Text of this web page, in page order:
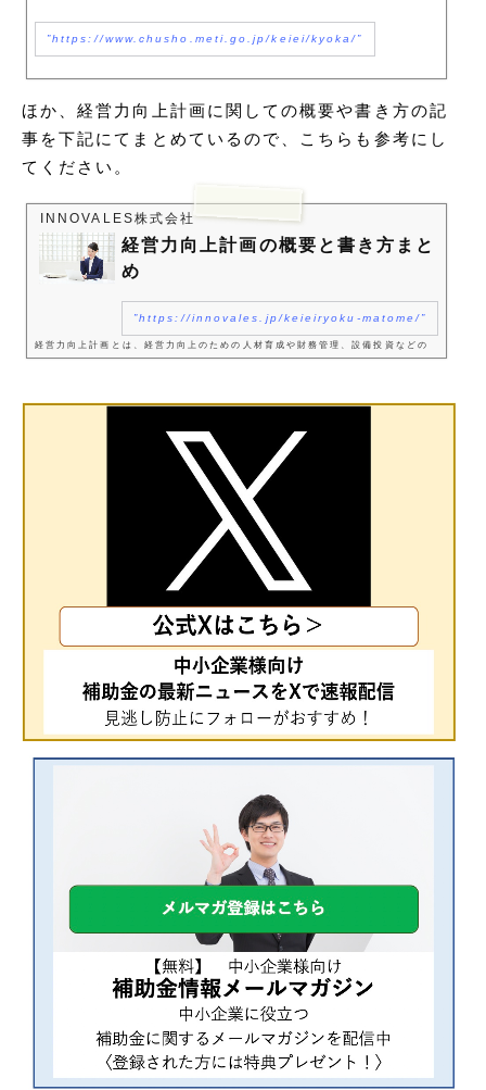
https://www.chusho.meti.go.jp/keiei/kyoka/
ほか、経営力向上計画に関しての概要や書き方の記
事を下記にてまとめているので、こちらも参考にし
てください。
INNOVALES株式会社
経営力向上計画の概要と書き方まと
め
https://innovales.jp/keieiryoku-matome/
経営力向上計画とは、経営力向上のための人材育成や財務管理、設備投資などの
す。この記事では、その経営力向上...